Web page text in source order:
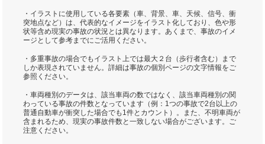
・イラストに使用している各要素（車、背景、車、天候、信号、衝
突地点など）は、代表的なイメージをイラスト化しており、色や形
状等含め現実の事故の状況とは異なります。あくまで、事故のイメ
ージとして参考までにご活用ください。
・多重事故の場合でもイラスト上では最大２台（歩行者含む）まで
しか表現されていません。詳細は事故の個別ページの文字情報をご
参照ください。
・車両種別のデータは、該当車両の数ではなく、該当車両種別の関
わっている事故の件数となっています（例：1つの事故で2台以上の
普通自動車が衝突した場合でも1件とカウント）。また、不明車両が
含まれるため、現実の事故件数と一致しない場合がございます。ご
注意ください。